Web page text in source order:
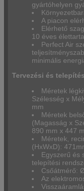
gyártóhelyen
A piacon
Elérhető
10 éves
Perfect Air
minimális
Tervezési és
Méretek
Szélesség x
mm
Méretek
(Magasság x
890 mm x 447
Méretek,
(HxWxD):
Egyszerű és
telepítési
Csőátmérő:
Az